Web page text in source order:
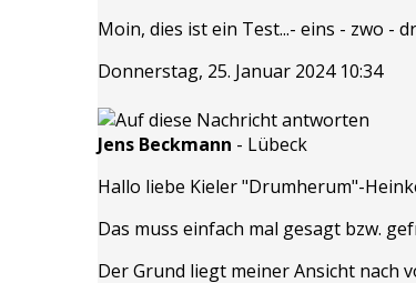
Moin, dies ist ein Test...- eins - zwo -
Donnerstag, 25. Januar 2024 10:34
Jens Beckmann - Lübeck
Hallo liebe Kieler "Drumherum"-
Das muss einfach mal gesagt bzw.
Der Grund liegt meiner Ansicht nach